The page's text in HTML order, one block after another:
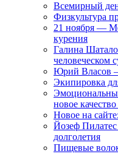
Всемирный
Физкультура
21 ноября —
курения
Галина
человеческом
Юрий Власов
Экипировка
новое
Новое на
Йозеф Пилатес
долголетия
Пищевые